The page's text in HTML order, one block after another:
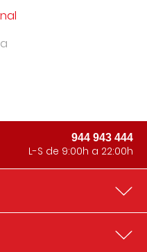
944 943 444
L-S de 9:00h a 22:00h